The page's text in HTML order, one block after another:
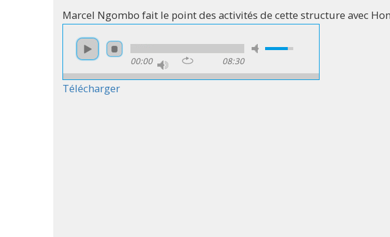
Marcel Ngombo fait le point des activités de cette structure avec
00:00 08:30
Télécharger